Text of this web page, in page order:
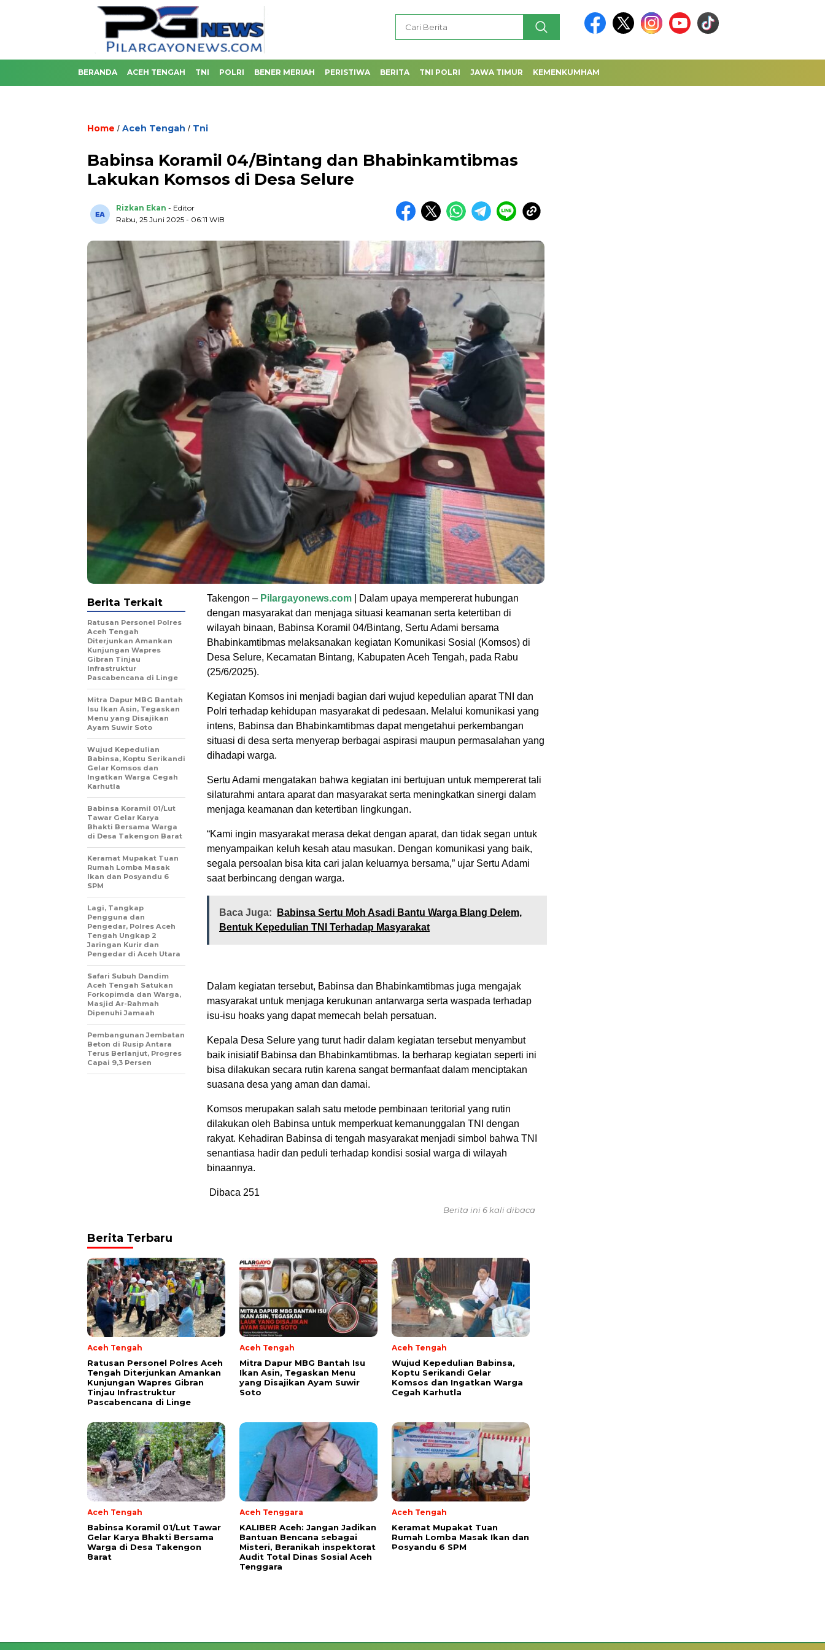
BERANDA ACEH TENGAH TNI POLRI BENER MERIAH PERISTIWA BERITA TNI POLRI JAWA TIMUR KEMENKUMHAM
Home / Aceh Tengah / Tni
Babinsa Koramil 04/Bintang dan Bhabinkamtibmas
Lakukan Komsos di Desa Selure
Rizkan Ekan - Editor
Rabu, 25 Juni 2025 - 06:11 WIB
Takengon – Pilargayonews.com | Dalam upaya mempererat hubungan
dengan masyarakat dan menjaga situasi keamanan serta ketertiban di
wilayah binaan, Babinsa Koramil 04/Bintang, Sertu Adami bersama
Bhabinkamtibmas melaksanakan kegiatan Komunikasi Sosial (Komsos) di
Desa Selure, Kecamatan Bintang, Kabupaten Aceh Tengah, pada Rabu
(25/6/2025).
Kegiatan Komsos ini menjadi bagian dari wujud kepedulian aparat TNI dan
Polri terhadap kehidupan masyarakat di pedesaan. Melalui komunikasi yang
intens, Babinsa dan Bhabinkamtibmas dapat mengetahui perkembangan
situasi di desa serta menyerap berbagai aspirasi maupun permasalahan yang
dihadapi warga.
Sertu Adami mengatakan bahwa kegiatan ini bertujuan untuk mempererat tali
silaturahmi antara aparat dan masyarakat serta meningkatkan sinergi dalam
menjaga keamanan dan ketertiban lingkungan.
“Kami ingin masyarakat merasa dekat dengan aparat, dan tidak segan untuk
menyampaikan keluh kesah atau masukan. Dengan komunikasi yang baik,
segala persoalan bisa kita cari jalan keluarnya bersama,” ujar Sertu Adami
saat berbincang dengan warga.
Baca Juga:
Babinsa Sertu Moh Asadi Bantu Warga Blang Delem,
Bentuk Kepedulian TNI Terhadap Masyarakat
Dalam kegiatan tersebut, Babinsa dan Bhabinkamtibmas juga mengajak
masyarakat untuk menjaga kerukunan antarwarga serta waspada terhadap
isu-isu hoaks yang dapat memecah belah persatuan.
Kepala Desa Selure yang turut hadir dalam kegiatan tersebut menyambut
baik inisiatif Babinsa dan Bhabinkamtibmas. Ia berharap kegiatan seperti ini
bisa dilakukan secara rutin karena sangat bermanfaat dalam menciptakan
suasana desa yang aman dan damai.
Komsos merupakan salah satu metode pembinaan teritorial yang rutin
dilakukan oleh Babinsa untuk memperkuat kemanunggalan TNI dengan
rakyat. Kehadiran Babinsa di tengah masyarakat menjadi simbol bahwa TNI
senantiasa hadir dan peduli terhadap kondisi sosial warga di wilayah
binaannya.
Dibaca 251
Berita Terkait
Ratusan Personel Polres
Aceh Tengah
Diterjunkan Amankan
Kunjungan Wapres
Gibran Tinjau
Infrastruktur
Pascabencana di Linge
‎Mitra Dapur MBG Bantah
Isu Ikan Asin, Tegaskan
Menu yang Disajikan
Ayam Suwir Soto
‎Wujud Kepedulian
Babinsa, Koptu Serikandi
Gelar Komsos dan
Ingatkan Warga Cegah
Karhutla ‎
‎Babinsa Koramil 01/Lut
Tawar Gelar Karya
Bhakti Bersama Warga
di Desa Takengon Barat
Keramat Mupakat Tuan
Rumah Lomba Masak
Ikan dan Posyandu 6
SPM
Lagi, Tangkap
Pengguna dan
Pengedar, Polres Aceh
Tengah Ungkap 2
Jaringan Kurir dan
Pengedar di Aceh Utara
Safari Subuh Dandim
Aceh Tengah Satukan
Forkopimda dan Warga,
Masjid Ar-Rahmah
Dipenuhi Jamaah
‎Pembangunan Jembatan
Beton di Rusip Antara
Terus Berlanjut, Progres
Capai 9,3 Persen
Berita ini 6 kali dibaca
Berita Terbaru
Aceh Tengah
Ratusan Personel Polres Aceh
Tengah Diterjunkan Amankan
Kunjungan Wapres Gibran
Tinjau Infrastruktur
Pascabencana di Linge
Aceh Tengah
‎Mitra Dapur MBG Bantah Isu
Ikan Asin, Tegaskan Menu
yang Disajikan Ayam Suwir
Soto
Aceh Tengah
‎Wujud Kepedulian Babinsa,
Koptu Serikandi Gelar
Komsos dan Ingatkan Warga
Cegah Karhutla ‎
Aceh Tengah
‎Babinsa Koramil 01/Lut Tawar
Gelar Karya Bhakti Bersama
Warga di Desa Takengon
Barat
Aceh Tenggara
KALIBER Aceh: Jangan Jadikan
Bantuan Bencana sebagai
Misteri, Beranikah inspektorat
Audit Total Dinas Sosial Aceh
Tenggara
Aceh Tengah
Keramat Mupakat Tuan
Rumah Lomba Masak Ikan dan
Posyandu 6 SPM